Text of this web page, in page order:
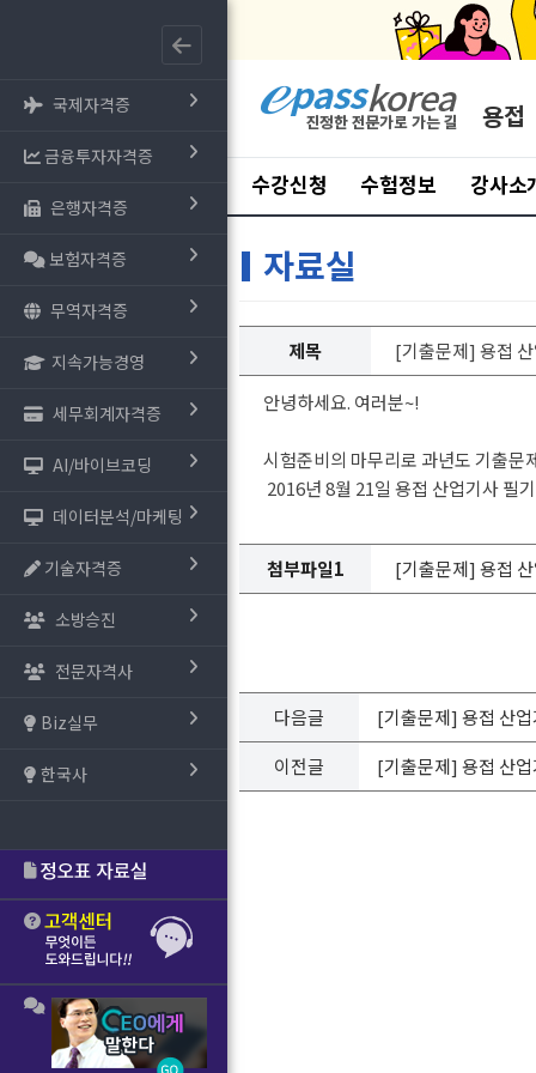
국제자격증
금융투자자격증
은행자격증
보험자격증
무역자격증
지속가능경영
세무회계자격증
AI/바이브코딩
데이터분석/마케팅
기술자격증
소방승진
전문자격사
Biz실무
한국사
용접
수강신청 수험정보 강사소
자료실
제목 [기출문제] 용접
안녕하세요. 여러분~!
시험준비의 마무리로 과년도 기출문
2016년 8월 21일 용접 산업기사 필
첨부파일1 [기출문제] 용접
다음글
[기출문제] 용접 산
이전글
[기출문제] 용접 산